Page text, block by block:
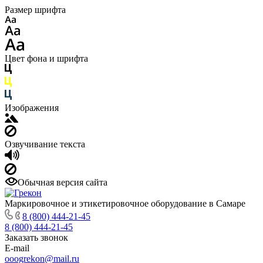
Размер шрифта
Цвет фона и шрифта
Изображения
Озвучивание текста
Обычная версия сайта
Маркировочное и этикетировочное оборудование в Самаре
8 (800) 444-21-45
8 (800) 444-21-45
Заказать звонок
E-mail
ooogrekon@mail.ru